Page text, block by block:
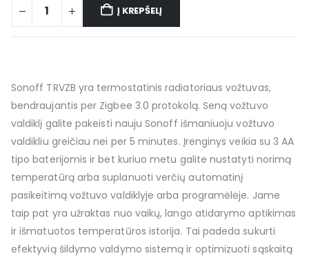
Į KREPŠELĮ
Sonoff TRVZB yra termostatinis radiatoriaus vožtuvas,
bendraujantis per Zigbee 3.0 protokolą. Seną vožtuvo
valdiklį galite pakeisti nauju Sonoff išmaniuoju vožtuvo
valdikliu greičiau nei per 5 minutes. Įrenginys veikia su 3 AA
tipo baterijomis ir bet kuriuo metu galite nustatyti norimą
temperatūrą arba suplanuoti verčių automatinį
pasikeitimą vožtuvo valdiklyje arba programėlėje. Jame
taip pat yra užraktas nuo vaikų, lango atidarymo aptikimas
ir išmatuotos temperatūros istorija. Tai padeda sukurti
efektyvią šildymo valdymo sistemą ir optimizuoti sąskaitą